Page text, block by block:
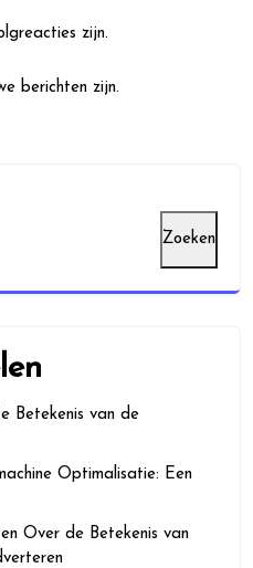
zijn.
berichten zijn.
Zoeken
Betekenis van de
Optimalisatie: Een
Over de Betekenis van